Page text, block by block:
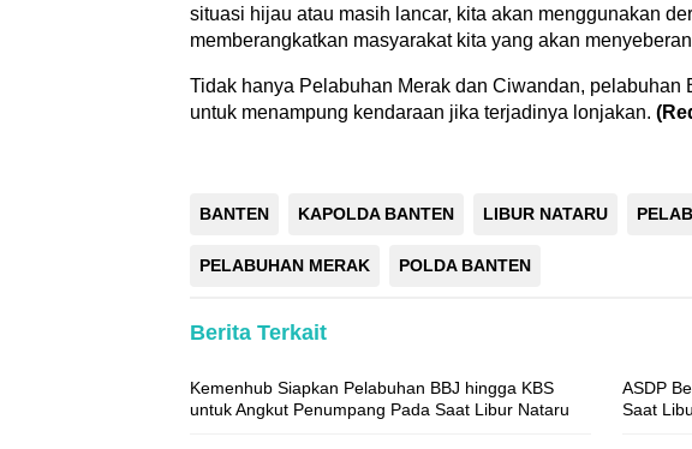
situasi hijau atau masih lancar, kita akan menggunakan
memberangkatkan masyarakat kita yang akan
Tidak hanya Pelabuhan Merak dan Ciwandan,
untuk menampung kendaraan jika terjadinya lonjakan.
BANTEN KAPOLDA BANTEN LIBUR NATARU
PELABUHAN MERAK POLDA BANTEN
Berita Terkait
Kemenhub Siapkan Pelabuhan BBJ hingga KBS
untuk Angkut Penumpang Pada Saat Libur Nataru
ASDP
Saat